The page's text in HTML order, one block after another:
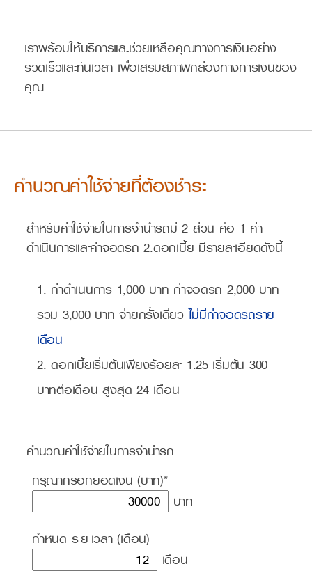
เราพร้อมให้บริการและช่วยเหลือคุณทางการเงินอย่าง
รวดเร็วและทันเวลา เพื่อเสริมสภาพคล่องทางการเงินของ
คุณ
คำนวณค่าใช้จ่ายที่ต้องชำระ
สำหรับค่าใช้จ่ายในการจำนำรถมี 2 ส่วน คือ 1 ค่า
ดำเนินการและค่าจอดรถ 2.ดอกเบี้ย มีรายละเอียดดังนี้
1. ค่าดำเนินการ 1,000 บาท ค่าจอดรถ 2,000 บาท
รวม 3,000 บาท จ่ายครั้งเดียวไม่มีค่าจอดรถราย
เดือน
2. ดอกเบี้ยเริ่มต้นเพียงร้อยละ 1.25 เริ่มต้น 300
บาทต่อเดือน สูงสุด 24 เดือน
คำนวณค่าใช้จ่ายในการจำนำรถ
กรุณากรอกยอดเงิน (บาท)*
บาท
กำหนด ระยะเวลา (เดือน)
เดือน